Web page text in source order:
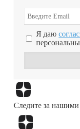
Я даю
Следите за